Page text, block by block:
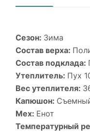
Сезон: Зима
Состав верха:
Состав подклада:
Утеплитель: Пух
Вес утеплителя:
Капюшон:
Мех: Енот
Температурный